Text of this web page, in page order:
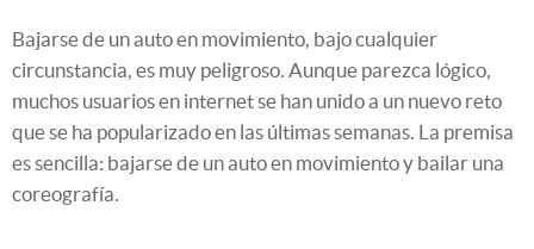
Bajarse de un auto en movimiento, bajo cualquier
circunstancia, es muy peligroso. Aunque parezca lógico,
muchos usuarios en internet se han unido a un nuevo reto
que se ha popularizado en las últimas semanas. La premisa
es sencilla: bajarse de un auto en movimiento y bailar una
coreografía.